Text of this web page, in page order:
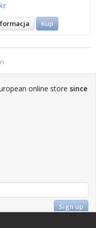
Kup
online store since
Sign up